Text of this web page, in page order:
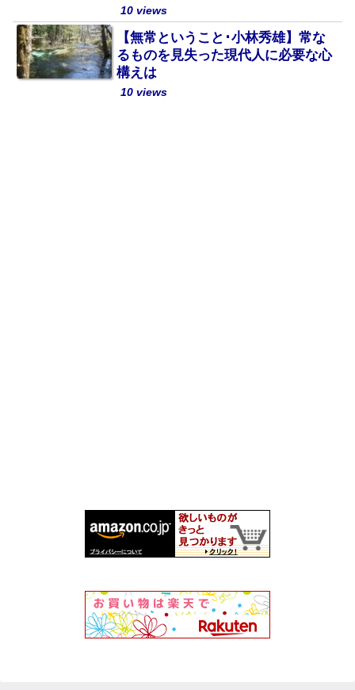
10 views
【無常ということ･小林秀雄】常な
るものを見失った現代人に必要な心
構えは
10 views